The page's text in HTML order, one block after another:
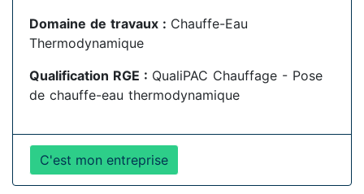
Domaine de travaux : Chauffe-Eau
Thermodynamique
Qualification RGE : QualiPAC Chauffage - Pose
de chauffe-eau thermodynamique
C'est mon entreprise